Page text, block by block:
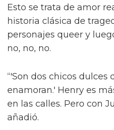
Esto se trata de amor
historia clásica de
personajes queer y
no, no, no.
“'Son dos chicos dulces
enamoran.' Henry es
en las calles. Pero con
añadió.